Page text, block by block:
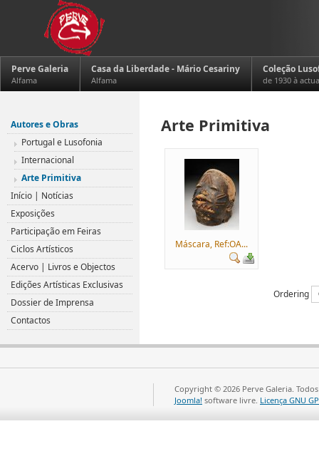
Perve Galeria
Alfama
Casa da Liberdade - Mário Cesariny
Alfama
Coleção
de 1930 à
Arte Primitiva
Máscara, Ref:OA...
Ordering
Autores e Obras
Portugal e Lusofonia
Internacional
Arte Primitiva
Início | Notícias
Exposições
Participação em Feiras
Ciclos Artísticos
Acervo | Livros e Objectos
Edições Artísticas Exclusivas
Dossier de Imprensa
Contactos
Copyright © 2026 Perve Galeria.
Joomla! software livre. Licença GNU